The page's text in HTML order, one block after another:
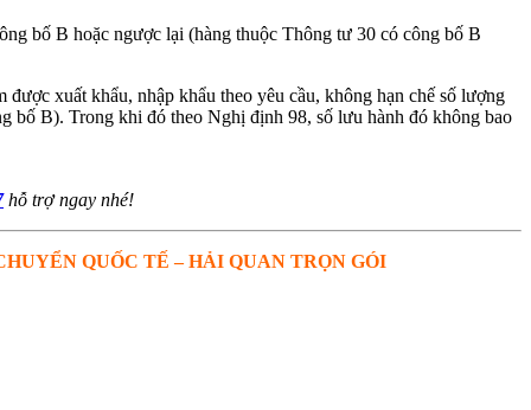
bố B hoặc ngược lại (hàng thuộc Thông tư 30 có công bố B
xuất khẩu, nhập khẩu theo yêu cầu, không hạn chế số lượng
B). Trong khi đó theo Nghị định 98, số lưu hành đó không bao
hỗ trợ ngay nhé!
QUỐC TẾ – HẢI QUAN TRỌN GÓI